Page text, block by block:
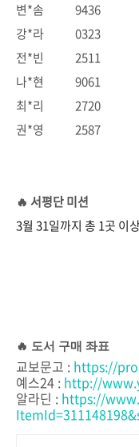
변*솜 9436
강*라 0323
전*빈 2511
나*현 9061
최*리 2720
권*영 2587
🔥 서평단 미션
3월 31일까지 총 1곳 이
🔥 도서 구매 좌표
교보문고 : https://
예스24 : http://
알라딘 : https://